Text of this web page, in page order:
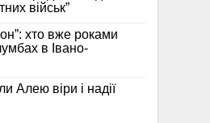
військ”
хто вже роками
в Івано-
Алею віри і надії